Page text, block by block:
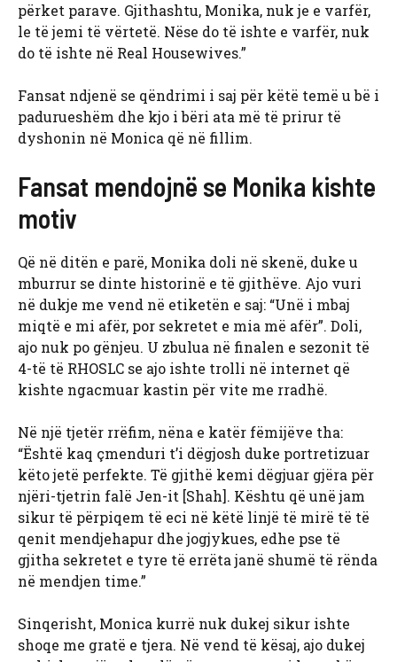
përket parave. Gjithashtu, Monika, nuk je e varfër,
le të jemi të vërtetë. Nëse do të ishte e varfër, nuk
do të ishte në Real Housewives.”
Fansat ndjenë se qëndrimi i saj për këtë temë u bë i
padurueshëm dhe kjo i bëri ata më të prirur të
dyshonin në Monica që në fillim.
Fansat mendojnë se Monika kishte
motiv
Që në ditën e parë, Monika doli në skenë, duke u
mburrur se dinte historinë e të gjithëve. Ajo vuri
në dukje me vend në etiketën e saj: “Unë i mbaj
miqtë e mi afër, por sekretet e mia më afër”. Doli,
ajo nuk po gënjeu. U zbulua në finalen e sezonit të
4-të të RHOSLC se ajo ishte trolli në internet që
kishte ngacmuar kastin për vite me rradhë.
Në një tjetër rrëfim, nëna e katër fëmijëve tha:
“Është kaq çmenduri t’i dëgjosh duke portretizuar
këto jetë perfekte. Të gjithë kemi dëgjuar gjëra për
njëri-tjetrin falë Jen-it [Shah]. Kështu që unë jam
sikur të përpiqem të eci në këtë linjë të mirë të të
qenit mendjehapur dhe jogjykues, edhe pse të
gjitha sekretet e tyre të errëta janë shumë të rënda
në mendjen time.”
Sinqerisht, Monica kurrë nuk dukej sikur ishte
shoqe me gratë e tjera. Në vend të kësaj, ajo dukej